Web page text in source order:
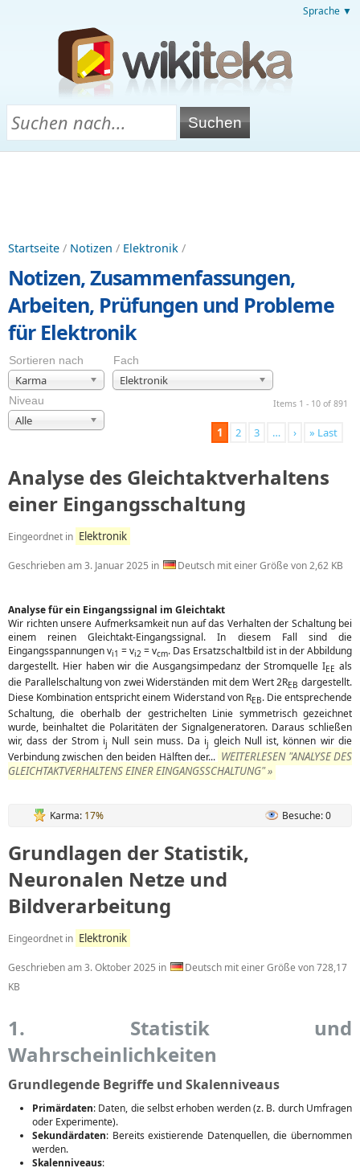
Sprache ▼
Startseite / Notizen / Elektronik /
Notizen, Zusammenfassungen,
Arbeiten, Prüfungen und Probleme
für Elektronik
Sortieren nach
Karma
Fach
Elektronik
Niveau
Alle
Items 1 - 10 of 891
1 2 3 … › » Last
Analyse des Gleichtaktverhaltens
einer Eingangsschaltung
Eingeordnet in Elektronik
Geschrieben am3. Januar 2025 in Deutsch mit einer Größe von 2,62 KB
Analyse für ein Eingangssignal im Gleichtakt
Wir richten unsere Aufmerksamkeit nun auf das Verhalten der Schaltung bei
einem reinen Gleichtakt-Eingangssignal. In diesem Fall sind die
Eingangsspannungen vi1 = vi2 = vcm. Das Ersatzschaltbild ist in der Abbildung
dargestellt. Hier haben wir die Ausgangsimpedanz der Stromquelle IEE als
die Parallelschaltung von zwei Widerständen mit dem Wert 2REB dargestellt.
Diese Kombination entspricht einem Widerstand von REB. Die entsprechende
Schaltung, die oberhalb der gestrichelten Linie symmetrisch gezeichnet
wurde, beinhaltet die Polaritäten der Signalgeneratoren. Daraus schließen
wir, dass der Strom ij Null sein muss. Da ij gleich Null ist, können wir die
Verbindung zwischen den beiden Hälften der... WEITERLESEN "ANALYSE DES
GLEICHTAKTVERHALTENS EINER EINGANGSSCHALTUNG" »
Karma: 17% Besuche: 0
Grundlagen der Statistik,
Neuronalen Netze und
Bildverarbeitung
Eingeordnet in Elektronik
Geschrieben am3. Oktober 2025 in
Deutsch mit einer Größe von 728,17
KB
1. Statistik und
Wahrscheinlichkeiten
Grundlegende Begriffe und Skalenniveaus
Primärdaten: Daten, die selbst erhoben werden (z. B. durch Umfragen
oder Experimente).
Sekundärdaten: Bereits existierende Datenquellen, die übernommen
werden.
Skalenniveaus: